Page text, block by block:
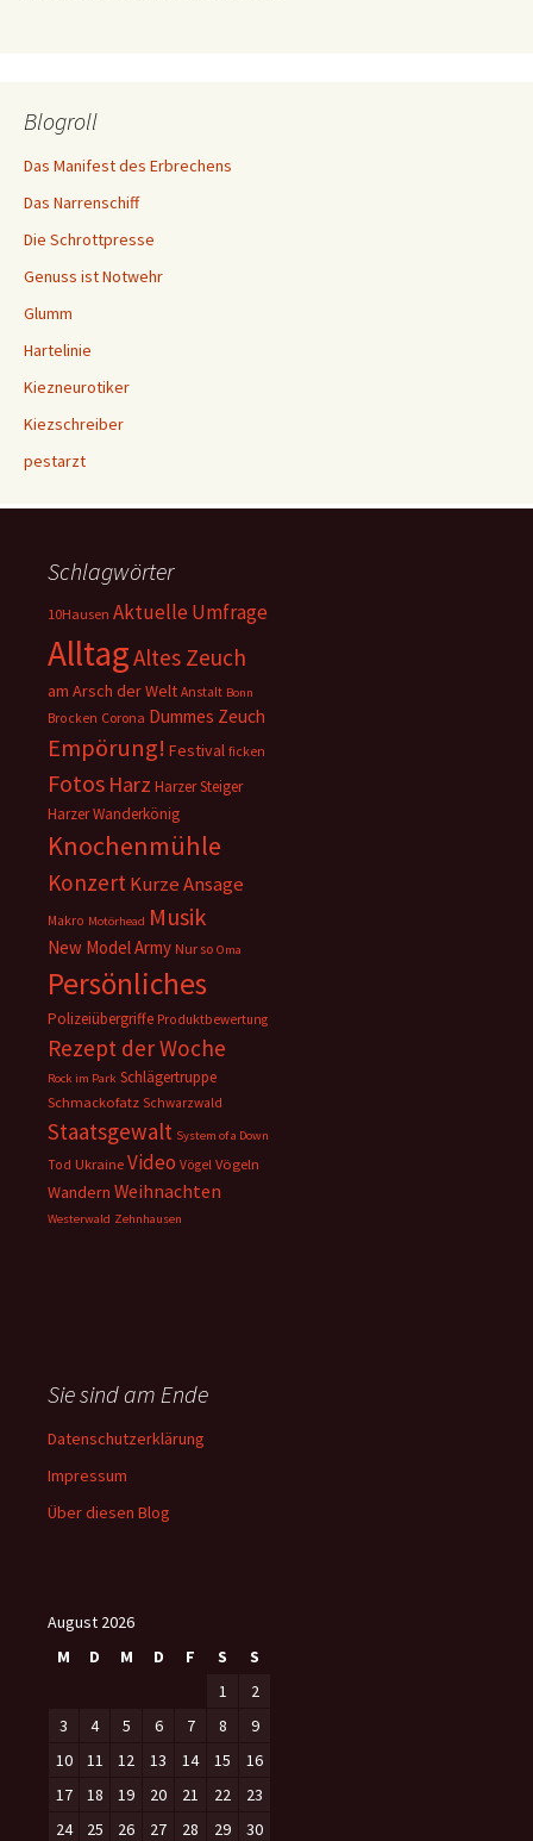
Blogroll
Das Manifest des Erbrechens
Das Narrenschiff
Die Schrottpresse
Genuss ist Notwehr
Glumm
Hartelinie
Kiezneurotiker
Kiezschreiber
pestarzt
Schlagwörter
10Hausen Aktuelle Umfrage
AlltagAltes Zeuch
am Arsch der Welt Anstalt Bonn
Brocken Corona Dummes Zeuch
Empörung! Festival ficken
Fotos Harz Harzer Steiger
Harzer Wanderkönig
Knochenmühle
KonzertKurze Ansage
Makro Motörhead Musik
New Model Army Nur so Oma
Persönliches
Polizeiübergriffe Produktbewertung
Rezept der Woche
Rock im Park Schlägertruppe
Schmackofatz Schwarzwald
Staatsgewalt System of a Down
Tod Ukraine Video Vögel Vögeln
Wandern Weihnachten
Westerwald Zehnhausen
Sie sind am Ende
Datenschutzerklärung
Impressum
Über diesen Blog
August 2026
M
D M D F S
S
1
2
3
4 5 6 7 8
9
10
11 12 13 14 15
16
17
18 19 20 21 22
23
24
25 26 27 28 29 30